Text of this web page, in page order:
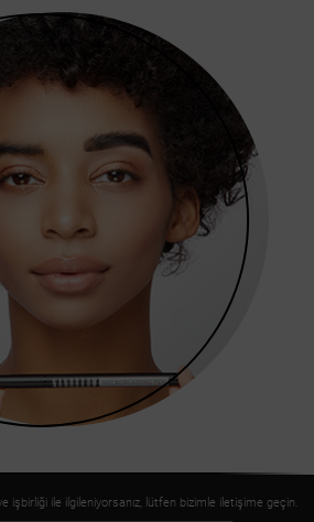
işbirliği ile ilgileniyorsanız, lütfen bizimle iletişime geçin.